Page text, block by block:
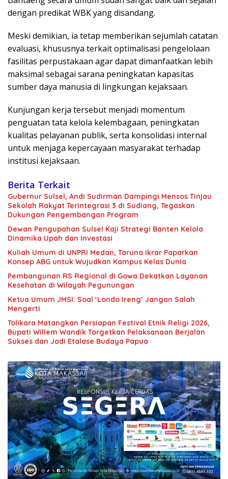
dengan predikat WBK yang disandang.
Meski demikian, ia tetap memberikan sejumlah catatan
evaluasi, khususnya terkait optimalisasi pengelolaan
fasilitas perpustakaan agar dapat dimanfaatkan lebih
maksimal sebagai sarana peningkatan kapasitas
sumber daya manusia di lingkungan kejaksaan.
Kunjungan kerja tersebut menjadi momentum
penguatan tata kelola kelembagaan, peningkatan
kualitas pelayanan publik, serta konsolidasi internal
untuk menjaga kepercayaan masyarakat terhadap
institusi kejaksaan.
Berita Terkait
Gubernur Sulsel, Andi Sudirman Dampingi Mensos Tinjau
Sekolah Rakyat Terintegrasi 3 di Sudiang, Tegaskan
Dukungan Pengembangan Program
Dewan Pengupahan Sulsel Kaji Strategi Banten Kelola
Dinamika Upah dan Investasi
Kuliah Umum di UNPRI Medan, Taruna Ikrar Paparkan
Konsep ABG untuk Wujudkan Kampus Kelas Dunia
Pembangunan RS Regional di Gowa Dekatkan Layanan
Kesehatan di Wilayah Pegunungan
Ketua Umum JMSI: Soal ‘Londo Ireng’ Jangan Salah
Mengerti
Tolikara Matangkan Persiapan Festival Etnik Religi 2026,
Bupati Willem Wandik Targetkan Pelaksanaan Berjalan
Sukses dan Jadi Etalase Budaya Papua